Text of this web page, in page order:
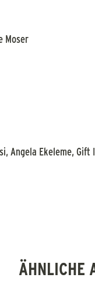
Moser
Angela Ekeleme,
ÄHNLICHE